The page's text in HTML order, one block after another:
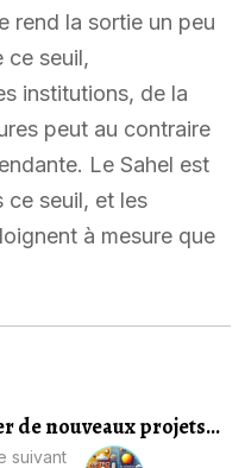
rend la sortie un peu
ce seuil,
institutions, de la
peut au contraire
Le Sahel est
ce seuil, et les
à mesure que
de nouveaux projets...
suivant